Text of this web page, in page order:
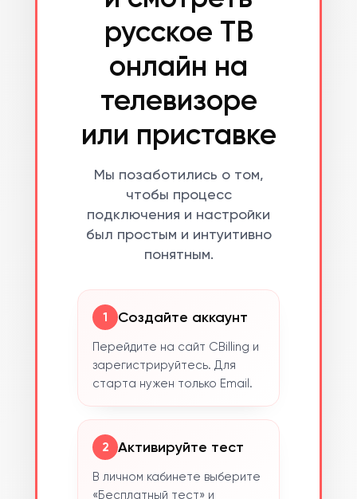
русское ТВ
онлайн на
телевизоре
или приставке
Мы позаботились о том,
чтобы процесс
подключения и настройки
был простым и интуитивно
понятным.
1 Создайте аккаунт
Перейдите на сайт CBilling и
зарегистрируйтесь. Для
старта нужен только Email.
2 Активируйте тест
В личном кабинете выберите
«Бесплатный тест» и